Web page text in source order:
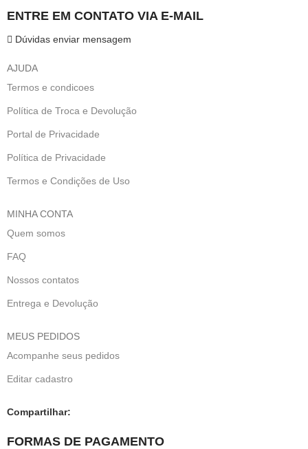
ENTRE EM CONTATO VIA E-MAIL
Dúvidas enviar mensagem
AJUDA
Termos e condicoes
Política de Troca e Devolução
Portal de Privacidade
Política de Privacidade
Termos e Condições de Uso
MINHA CONTA
Quem somos
FAQ
Nossos contatos
Entrega e Devolução
MEUS PEDIDOS
Acompanhe seus pedidos
Editar cadastro
Compartilhar:
FORMAS DE PAGAMENTO